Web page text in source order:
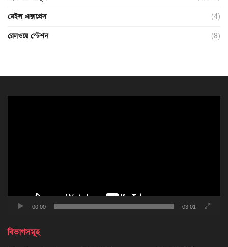
মেইল এক্সপ্রেস (4)
রেলওয়ে স্টেশন (8)
00:00 03:01
বিভাগসমূহ